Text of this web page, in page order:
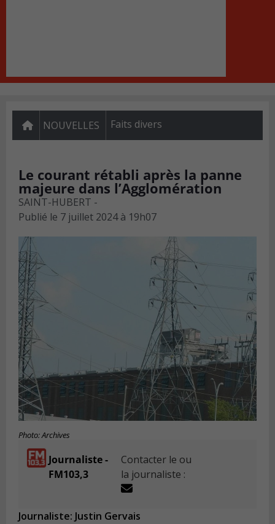
NOUVELLES Faits divers
Le courant rétabli après la panne
majeure dans l’Agglomération
SAINT-HUBERT -
Publié le 7 juillet 2024 à 19h07
Photo: Archives
Journaliste -
FM103,3
Contacter le ou
la journaliste :
Journaliste: Justin Gervais